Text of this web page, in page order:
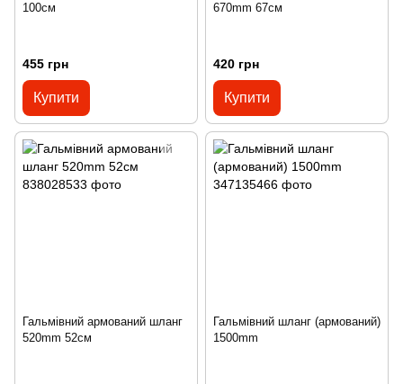
100см
455 грн
Купити
670mm 67см
420 грн
Купити
Гальмівний армований шланг
520mm 52см
Гальмівний шланг (армований)
1500mm